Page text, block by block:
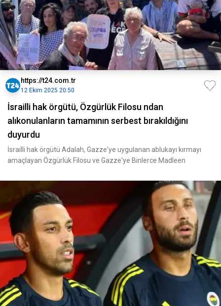
https://t24.com.tr
12 Ekim 2025 20:50
İsrailli hak örgütü, Özgürlük Filosu ndan
alıkonulanların tamamının serbest bırakıldığını
duyurdu
İsrailli hak örgütü Adalah, Gazze'ye uygulanan ablukayı kırmayı
amaçlayan Özgürlük Filosu ve Gazze'ye Binlerce Madleen